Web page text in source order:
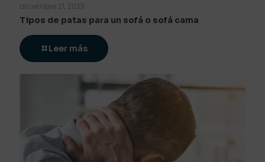
diciembre 21, 2023
Tipos de patas para un sofá o sofá cama
Leer más